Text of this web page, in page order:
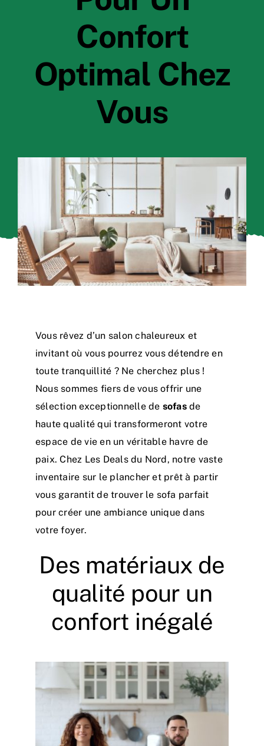
Confort
Optimal Chez
Vous
Vous rêvez d’un salon chaleureux et
invitant où vous pourrez vous détendre en
toute tranquillité ? Ne cherchez plus !
Nous sommes fiers de vous offrir une
sélection exceptionnelle de sofasde
haute qualité qui transformeront votre
espace de vie en un véritable havre de
paix. Chez Les Deals du Nord, notre vaste
inventaire sur le plancher et prêt à partir
vous garantit de trouver le sofa parfait
pour créer une ambiance unique dans
votre foyer.
Des matériaux de
qualité pour un
confort inégalé